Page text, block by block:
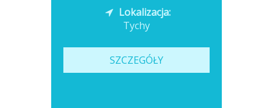
Lokalizacja:
Tychy
SZCZEGÓŁY